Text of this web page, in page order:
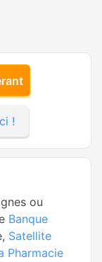
!
ou
Banque
Satellite
Pharmacie